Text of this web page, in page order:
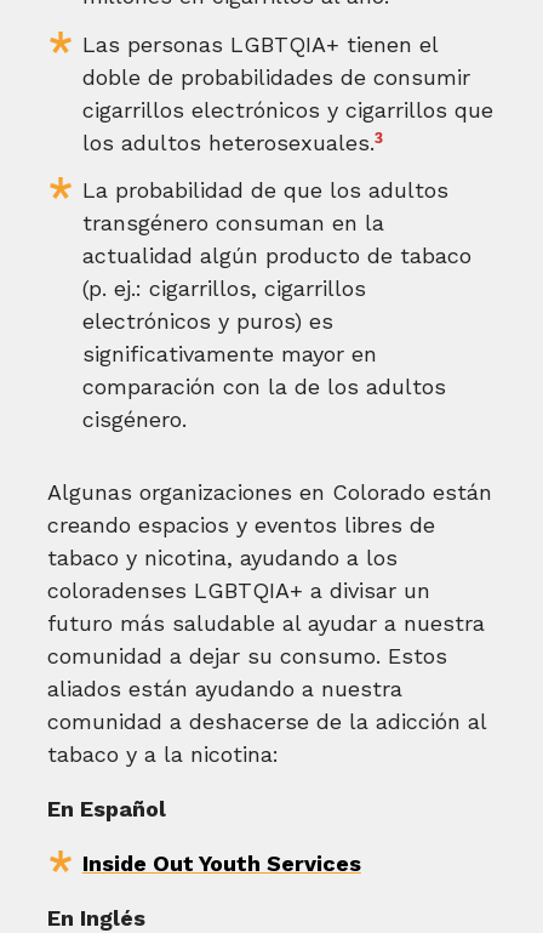
Las personas LGBTQIA+ tienen el
doble de probabilidades de consumir
cigarrillos electrónicos y cigarrillos que
los adultos heterosexuales.3
La probabilidad de que los adultos
transgénero consuman en la
actualidad algún producto de tabaco
(p. ej.: cigarrillos, cigarrillos
electrónicos y puros) es
significativamente mayor en
comparación con la de los adultos
cisgénero.
Algunas organizaciones en Colorado están
creando espacios y eventos libres de
tabaco y nicotina, ayudando a los
coloradenses LGBTQIA+ a divisar un
futuro más saludable al ayudar a nuestra
comunidad a dejar su consumo. Estos
aliados están ayudando a nuestra
comunidad a deshacerse de la adicción al
tabaco y a la nicotina:
En Español
Inside Out Youth Services
En Inglés